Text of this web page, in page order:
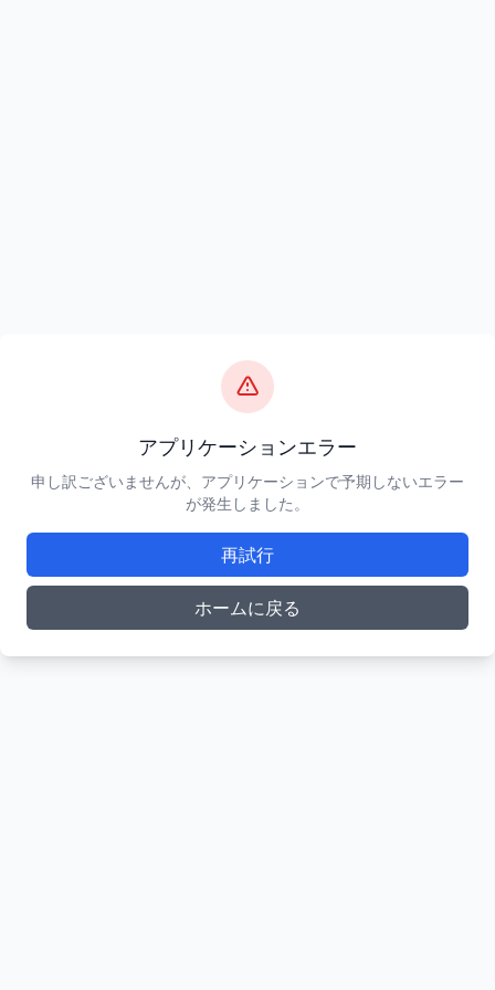
アプリケーションエラー
申し訳ございませんが、アプリケーションで予期しないエラー
が発生しました。
再試行
ホームに戻る